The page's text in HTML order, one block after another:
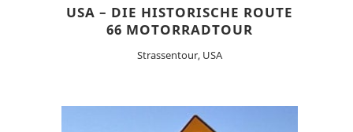
USA – DIE HISTORISCHE ROUTE
66 MOTORRADTOUR
Strassentour, USA